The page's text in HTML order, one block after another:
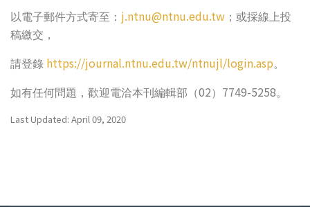
以電子郵件方式寄至： j.ntnu@ntnu.edu.tw ；或採線上投
稿繳交，
請登錄 https://journal.ntnu.edu.tw/ntnujl/login.asp。
如有任何問題，歡迎電洽本刊編輯部（02） 7749-5258。
Last Updated: April 09, 2020